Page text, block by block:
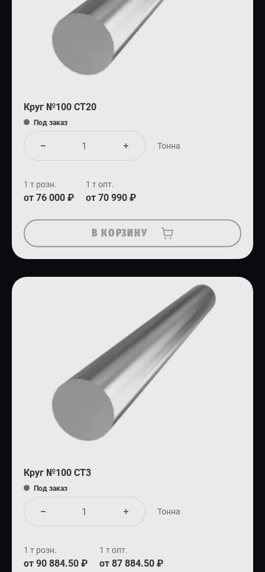
Круг №100 СТ20
Под заказ
Тонна
1 т розн.
от 76 000 ₽
1 т опт.
от 70 990 ₽
В КОРЗИНУ
Круг №100 СТ3
Под заказ
Тонна
1 т розн.
от 90 884.50 ₽
1 т опт.
от 87 884.50 ₽